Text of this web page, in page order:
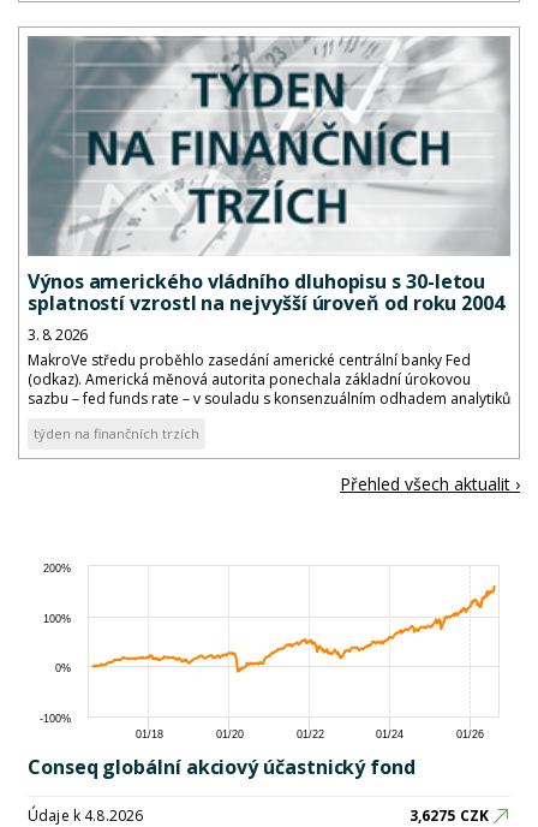
Výnos amerického vládního dluhopisu s 30-letou
splatností vzrostl na nejvyšší úroveň od roku 2004
3. 8. 2026
MakroVe středu proběhlo zasedání americké centrální banky Fed
(odkaz). Americká měnová autorita ponechala základní úrokovou
sazbu – fed funds rate – v souladu s konsenzuálním odhadem analytiků
týden na finančních trzích
Přehled všech aktualit ›
01/18 01/20 01/22 01/24 01/26
-100%
0%
100%
200%
Conseq globální akciový účastnický fond
Údaje k 4.8.2026 3,6275 CZK